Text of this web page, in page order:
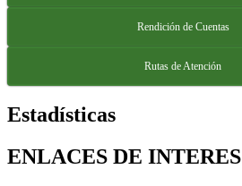
Rendición de Cuentas
Rutas de Atención
Estadísticas
ENLACES DE INTERES